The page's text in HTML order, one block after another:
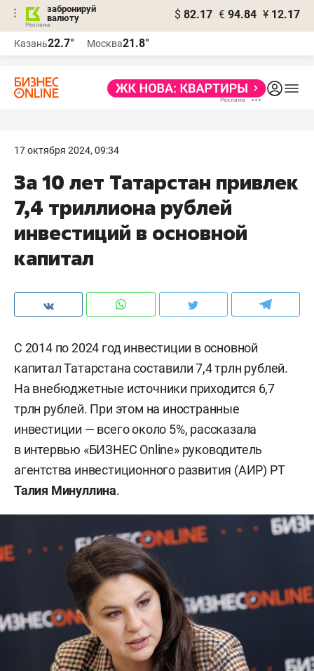
забронируй
валюту
$ 82.17 € 94.84 ¥ 12.17
Казань22.7° Москва21.8°
17 октября 2024, 09:34
За 10 лет Татарстан привлек
7,4 триллиона рублей
инвестиций в основной
капитал
С 2014 по 2024 год инвестиции в основной
капитал Татарстана составили 7,4 трлн рублей.
На внебюджетные источники приходится 6,7
трлн рублей. При этом на иностранные
инвестиции — всего около 5%, рассказала
в интервью «БИЗНЕС Online» руководитель
агентства инвестиционного развития (АИР) РТ
Талия Минуллина.